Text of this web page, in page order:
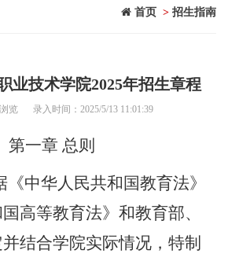
首页 > 招生指南
业技术学院2025年招生章程
览 录入时间：2025/5/13 11:01:39
第一章 总则
《中华人民共和国教育法》
高等教育法》和教育部、
结合学院实际情况，特制